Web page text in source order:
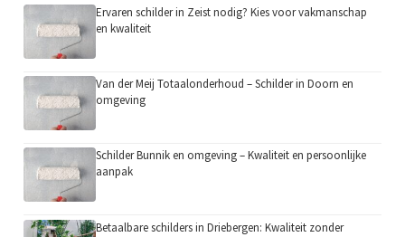
Ervaren schilder in Zeist nodig? Kies voor vakmanschap
en kwaliteit
Van der Meij Totaalonderhoud – Schilder in Doorn en
omgeving
Schilder Bunnik en omgeving – Kwaliteit en persoonlijke
aanpak
Betaalbare schilders in Driebergen: Kwaliteit zonder